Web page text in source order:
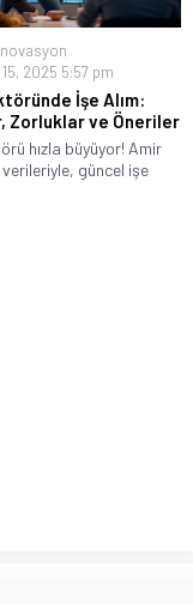
2025 5:57 pm
İşe Alım:
Zorluklar ve Öneriler
hızla büyüyor! Amir
güncel işe